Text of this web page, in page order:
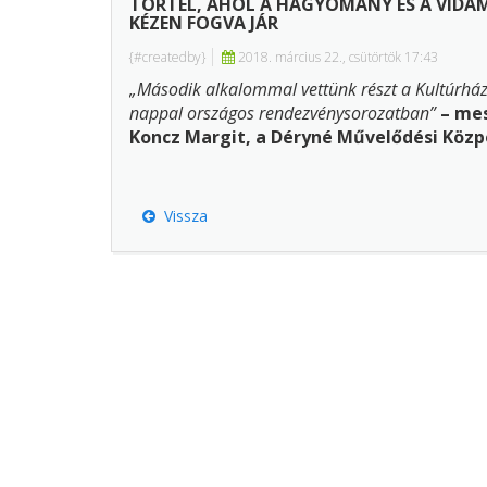
KÉZEN FOGVA JÁR
{#createdby} 2018. március 22., csütörtök 17:43
„Második alkalommal vettünk részt a
nappal országos rendezvénysorozatban”–
Koncz Margit, a Déryné Művelődési
Vissza